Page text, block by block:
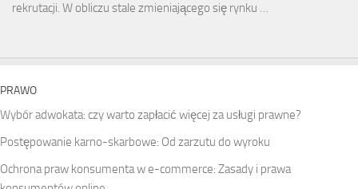
rekrutacji. W obliczu stale zmieniającego się rynku …
PRAWO
Wybór adwokata: czy warto zapłacić więcej za usługi prawne?
Postępowanie karno-skarbowe: Od zarzutu do wyroku
Ochrona praw konsumenta w e-commerce: Zasady i prawa